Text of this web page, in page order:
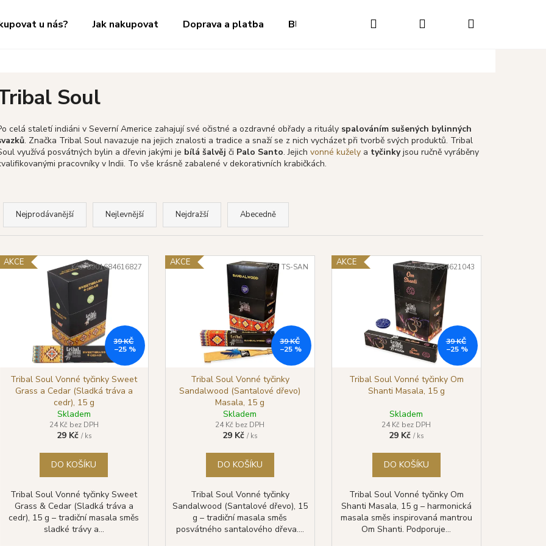
u nás? Jak nakupovat Doprava a platba Blog Hodnocení obchodu Napište nám
Hledat PřihlášeníNákupní
Soul
celá staletí indiáni v Severní Americe zahajují své očistné a ozdravné obřady a rituály spalováním sušených bylinných
. Značka Tribal Soul navazuje na jejich znalosti a tradice a snaží se z nich vycházet při tvorbě svých produktů. Tribal
využívá posvátných bylin a dřevin jakými je bílá šalvěj či Palo Santo. Jejich vonné kužely a tyčinkyjsou ručně vyráběny
pracovníky v Indii. To vše krásně zabalené v dekorativních krabičkách.
Ř
Nejprodávanější Nejlevnější Nejdražší Abecedně
AKCE
39 KČ
–25 %
Tribal Soul Vonné tyčinky Sweet
Grass a Cedar (Sladká tráva a
cedr), 15 g
Skladem
24 Kč bez DPH
29 Kč / ks
DO KOŠÍKU
Tribal Soul Vonné tyčinky Sweet
Grass & Cedar (Sladká tráva a
cedr), 15 g – tradiční masala směs
sladké trávy a...
Kód:8901684616827 AKCE
39 KČ
–25 %
Tribal Soul Vonné tyčinky
Sandalwood (Santalové dřevo)
Masala, 15 g
Skladem
24 Kč bez DPH
29 Kč/ ks
DO KOŠÍKU
Tribal Soul Vonné tyčinky
Sandalwood (Santalové dřevo), 15
g – tradiční masala směs
posvátného santalového dřeva....
Kód:TS-SAN AKCE
39 KČ
–25 %
Tribal Soul Vonné tyčinky Om
Shanti Masala, 15 g
Skladem
24 Kč bez DPH
29 Kč/ ks
DO KOŠÍKU
Tribal Soul Vonné tyčinky Om
Shanti Masala, 15 g – harmonická
masala směs inspirovaná mantrou
Om Shanti. Podporuje...
Kód:8901684621043
Doporučujeme
GOLOKA VONNÉ TYČINKY NAG
CHAMPA, 16 G
39 Kč
SHRINIVAS SATYA VONNÉ TYČINKY
WHITE SAGE (BÍLÁ ŠALVĚJ), 15 G
Původně:39 Kč